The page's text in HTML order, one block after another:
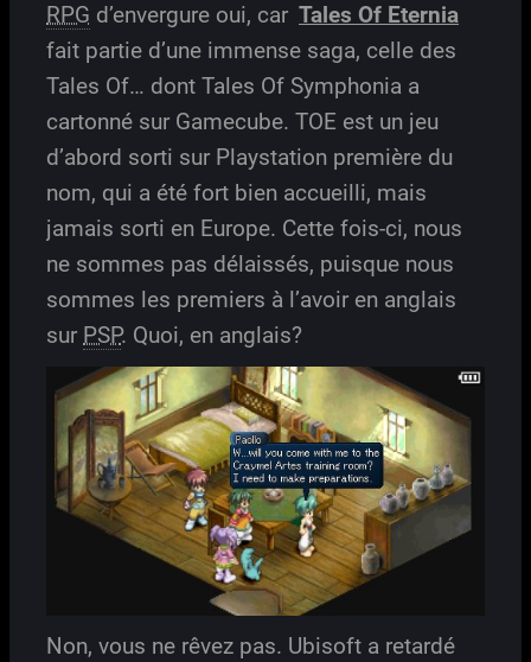
RPG d’envergure oui, car Tales Of Eternia
fait partie d’une immense saga, celle des
Tales Of… dont Tales Of Symphonia a
cartonné sur Gamecube. TOE est un jeu
d’abord sorti sur Playstation première du
nom, qui a été fort bien accueilli, mais
jamais sorti en Europe. Cette fois-ci, nous
ne sommes pas délaissés, puisque nous
sommes les premiers à l’avoir en anglais
sur PSP. Quoi, en anglais?
Non, vous ne rêvez pas. Ubisoft a retardé